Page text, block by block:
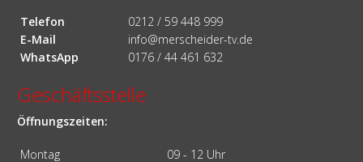
Telefon
0212 / 59 448 999
E-Mail
info@merscheider-tv.de
WhatsApp
0176 / 44 461 632
Geschäftsstelle
Öffnungszeiten:
Montag
09 - 12 Uhr